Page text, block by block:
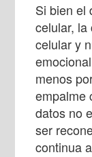
Si bien el
celular,
celular y
menos
empalme
datos no
ser
continua